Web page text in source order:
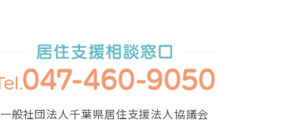
一般社団法人千葉県居住支援法人協議会